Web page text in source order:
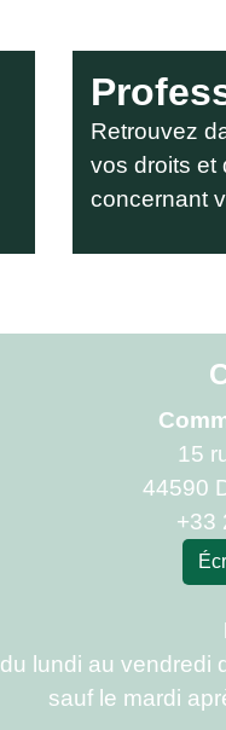
Retrouvez
vos droits et
concernant
15
44590
+33
lundi au vendredi
sauf le mardi